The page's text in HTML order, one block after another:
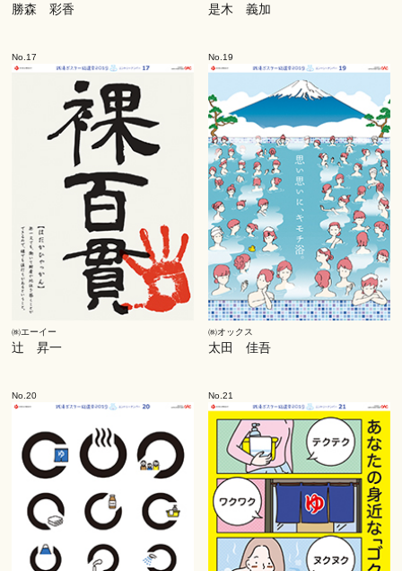
勝森 彩香 是木 義加
No.17
㈱エーイー
辻 昇一
No.19
㈱オックス
太田 佳吾
No.20 No.21